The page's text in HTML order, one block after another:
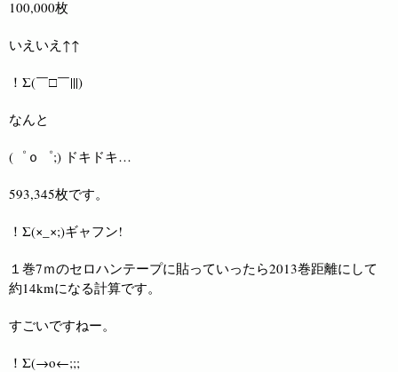
100,000枚
いえいえ↑↑
！Σ(￣□￣|||)
なんと
(゜ｏ゜;) ドキドキ…
593,345枚です。
！Σ(×_×;)ギャフン!
１巻7ｍのセロハンテープに貼っていったら2013巻距離にして
約14kmになる計算です。
すごいですねー。
！Σ(→o←;;;